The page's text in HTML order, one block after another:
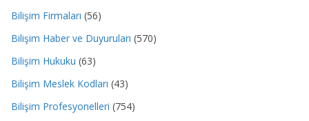
Bilişim Firmaları (56)
Bilişim Haber ve Duyuruları (570)
Bilişim Hukuku (63)
Bilişim Meslek Kodları (43)
Bilişim Profesyonelleri (754)